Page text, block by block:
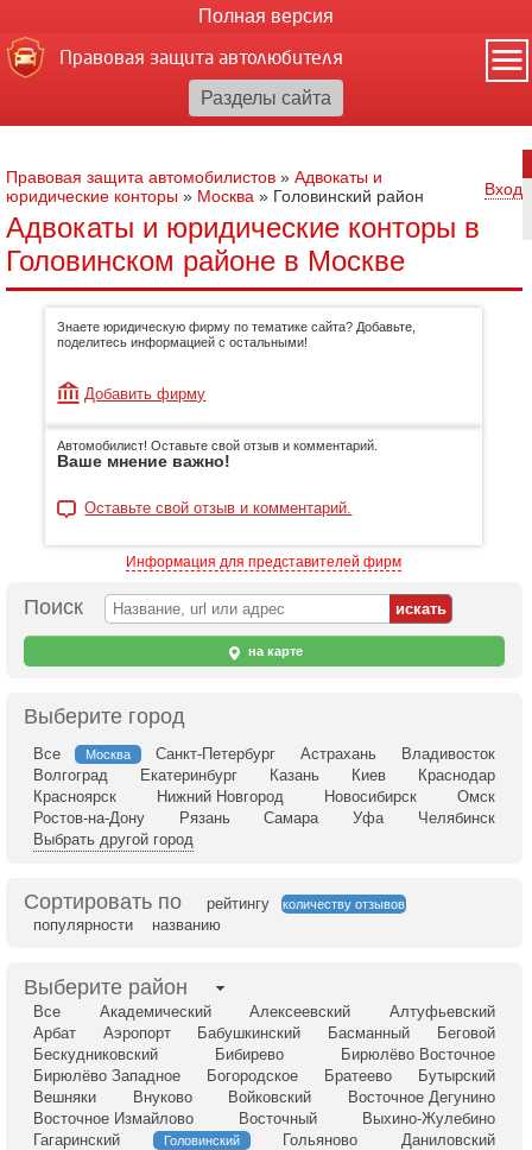
Полная версия
Правовая защита автолюбителя
Правовая защита автомобилистов » Адвокаты и
юридические конторы » Москва » Головинский район Вход
Адвокаты и юридические конторы в
Головинском районе в Москве
Знаете юридическую фирму по тематике сайта? Добавьте,
поделитесь информацией с остальными!
Добавить фирму
Автомобилист! Оставьте свой отзыв и комментарий.
Ваше мнение важно!
Оставьте свой отзыв и комментарий.
Информация для представителей фирм
Поиск
на карте
Выберите город
Все Москва Санкт-Петербург Астрахань
Владивосток
Волгоград
Екатеринбург Казань Киев
Краснодар
Красноярск
Нижний Новгород Новосибирск
Омск
Ростов-на-Дону
Рязань Самара Уфа
Челябинск
Выбрать другой город
Сортировать по рейтингу количеству отзывов
популярности названию
Выберите район
Все Академический Алексеевский
Алтуфьевский
Арбат
Аэропорт Бабушкинский Басманный
Беговой
Бескудниковский
Бибирево
Бирюлёво Восточное
Бирюлёво Западное
Богородское Братеево
Бутырский
Вешняки
Внуково Войковский
Восточное Дегунино
Восточное Измайлово
Восточный
Выхино-Жулебино
Гагаринский
Головинский Гольяново
Даниловский